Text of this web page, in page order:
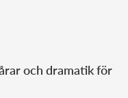
och dramatik för